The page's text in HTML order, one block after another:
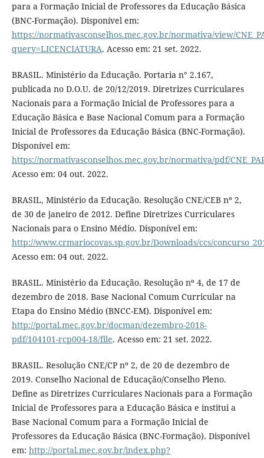
para a Formação Inicial de Professores da Educação Básica
(BNC-Formação). Disponível em:
https://normativasconselhos.mec.gov.br/normativa/view/
query=LICENCIATURA. Acesso em: 21 set. 2022.
BRASIL. Ministério da Educação. Portaria n° 2.167,
publicada no D.O.U. de 20/12/2019. Diretrizes Curriculares
Nacionais para a Formação Inicial de Professores para a
Educação Básica e Base Nacional Comum para a Formação
Inicial de Professores da Educação Básica (BNC-Formação).
Disponível em:
https://normativasconselhos.mec.gov.br/normativa/pdf/
Acesso em: 04 out. 2022.
BRASIL, Ministério da Educação. Resolução CNE/CEB nº 2,
de 30 de janeiro de 2012. Define Diretrizes Curriculares
Nacionais para o Ensino Médio. Disponível em:
http://www.crmariocovas.sp.gov.br/Downloads/ccs/
Acesso em: 04 out. 2022.
BRASIL. Ministério da Educação. Resolução nº 4, de 17 de
dezembro de 2018. Base Nacional Comum Curricular na
Etapa do Ensino Médio (BNCC-EM). Disponível em:
http://portal.mec.gov.br/docman/dezembro-2018-
pdf/104101-rcp004-18/file. Acesso em: 21 set. 2022.
BRASIL. Resolução CNE/CP nº 2, de 20 de dezembro de
2019. Conselho Nacional de Educação/Conselho Pleno.
Define as Diretrizes Curriculares Nacionais para a Formação
Inicial de Professores para a Educação Básica e institui a
Base Nacional Comum para a Formação Inicial de
Professores da Educação Básica (BNC-Formação). Disponível
em: http://portal.mec.gov.br/index.php?